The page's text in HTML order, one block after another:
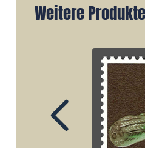
Weitere Produkte